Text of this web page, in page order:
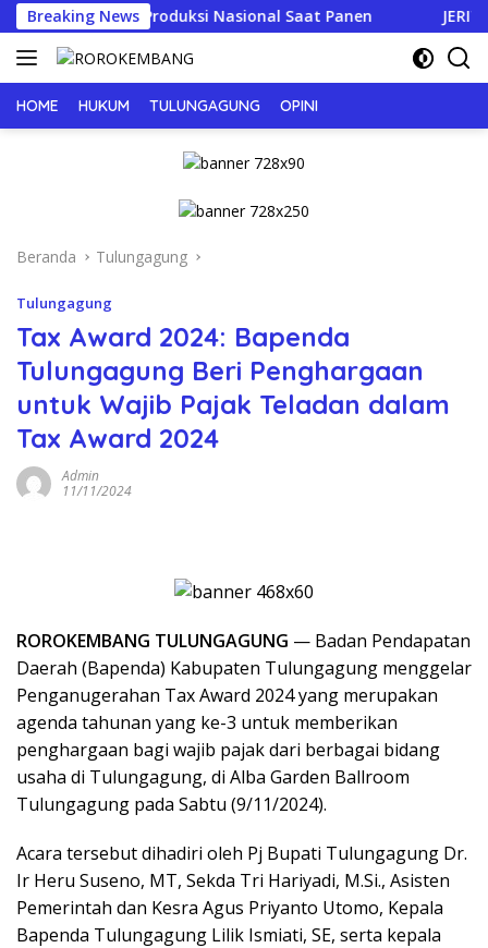
Langsung
ke
konten
Breaking NewsProduksi Nasional Saat Panen JERIT PILU
HOME HUKUM TULUNGAGUNG OPINI
Beranda Tulungagung
Tulungagung
Tax Award 2024: Bapenda
Tulungagung Beri Penghargaan
untuk Wajib Pajak Teladan dalam
Tax Award 2024
Admin
11/11/2024
ROROKEMBANG TULUNGAGUNG — Badan Pendapatan
Daerah (Bapenda) Kabupaten Tulungagung menggelar
Penganugerahan Tax Award 2024 yang merupakan
agenda tahunan yang ke-3 untuk memberikan
penghargaan bagi wajib pajak dari berbagai bidang
usaha di Tulungagung, di Alba Garden Ballroom
Tulungagung pada Sabtu (9/11/2024).
Acara tersebut dihadiri oleh Pj Bupati Tulungagung Dr.
Ir Heru Suseno, MT, Sekda Tri Hariyadi, M.Si., Asisten
Pemerintah dan Kesra Agus Priyanto Utomo, Kepala
Bapenda Tulungagung Lilik Ismiati, SE, serta kepala